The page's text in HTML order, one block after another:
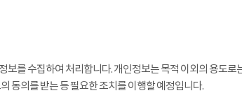
를 수집하여 처리합니다. 개인정보는 목적 이외의 용도
동의를 받는 등 필요한 조치를 이행할 예정입니다.